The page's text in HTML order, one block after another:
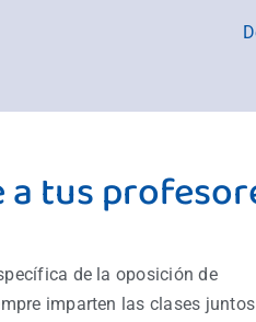
a tus
de la oposición de
imparten las clases juntos